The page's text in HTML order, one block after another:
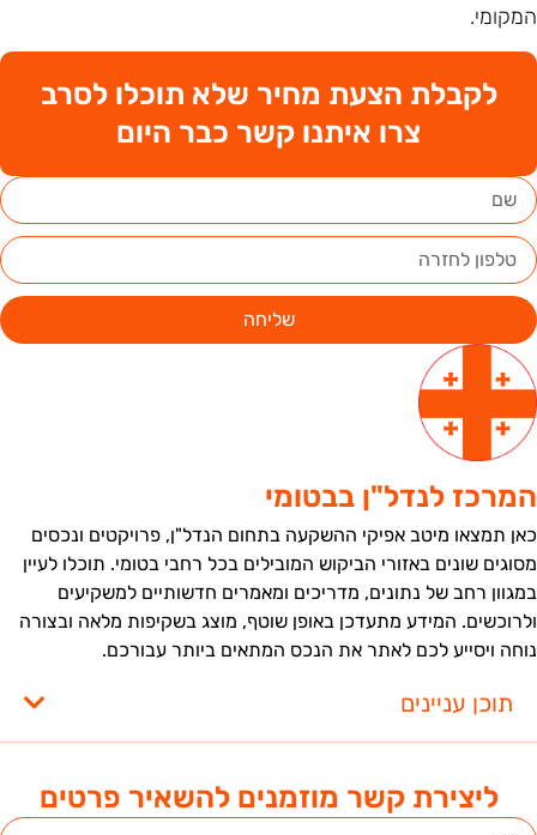
ליצירת קשר מוזמנים להשאיר פרטים
לקבלת הצעת מחיר שלא תוכלו לסרב
צרו איתנו קשר כבר היום
שליחה
לנדל"ן בבטומי
תמצאו מיטב אפיקי ההשקעה בתחום הנדל"ן, פרויקטים ונכסים
שונים באזורי הביקוש המובילים בכל רחבי בטומי. תוכלו לעיין
רחב של נתונים, מדריכים ומאמרים חדשותיים למשקיעים
המידע מתעדכן באופן שוטף, מוצג בשקיפות מלאה ובצורה
ויסייע לכם לאתר את הנכס המתאים ביותר עבורכם.
תוכן עניינים